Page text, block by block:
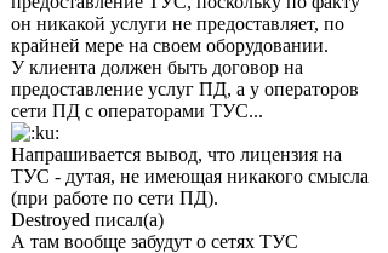
он никакой услуги не предоставляет, по
крайней мере на своем оборудовании.
У клиента должен быть договор на
предоставление услуг ПД, а у операторов
сети ПД с операторами ТУС...
Напрашивается вывод, что лицензия на
ТУС - дутая, не имеющая никакого смысла
(при работе по сети ПД).
Destroyed писал(а)
А там вообще забудут о сетях ТУС